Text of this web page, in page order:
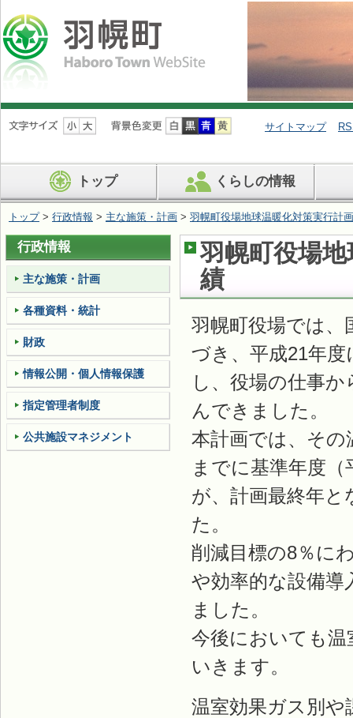
ナ
ビ
ン
を
ば
す
サイトマップ
トップ くらしの情報
トップ> 行政情報 > 主な施策・計画 > 羽幌町役場地球温暖化対策実行計画
羽幌町役場
績
羽幌町役場では、
づき、平成21年度
し、役場の仕事
んできました。
本計画では、その
までに基準年度
が、計画最終年と
た。
削減目標の8％に
や効率的な設備
ました。
今後においても
いきます。
温室効果ガス別
行政情報
主な施策・計画
各種資料・統計
財政
情報公開・個人情報保護
指定管理者制度
公共施設マネジメント